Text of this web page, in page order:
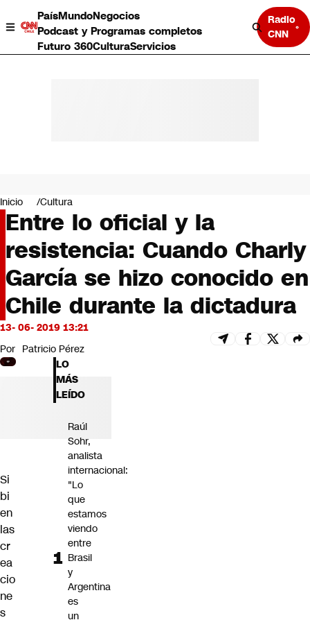
PaísMundoNegocios
Podcast y Programas completos
Futuro 360CulturaServicios
Radio
CNN
Negocios
Deportes
Programas completos
Cultura
Servicios
Bits
CNN tiempo
Futuro 360
Inicio Cultura
Entre lo oficial y la
resistencia: Cuando Charly
García se hizo conocido en
Chile durante la dictadura
13- 06- 2019 13:21
Por Patricio Pérez
Si
bi
en
las
cr
ea
cio
ne
s
LO
MÁS
LEÍDO
Raúl
Sohr,
analista
internacional:
"Lo
que
estamos
viendo
entre
Brasil
y
Argentina
es
un